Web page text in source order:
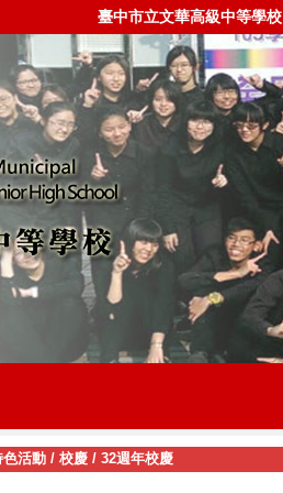
臺中市立文華高級中等學校
色活動/ 校慶/ 32週年校慶